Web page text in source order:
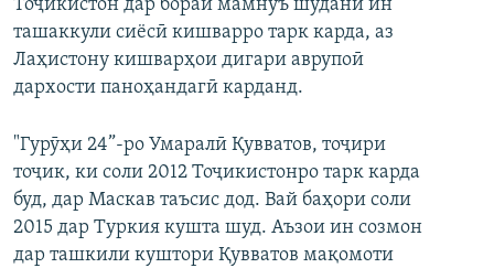
Тоҷикистон дар бораи мамнӯъ шудани ин
ташаккули сиёсӣ кишварро тарк карда, аз
Лаҳистону кишварҳои дигари аврупоӣ
дархости паноҳандагӣ карданд.
"Гурӯҳи 24”-ро Умаралӣ Қувватов, тоҷири
тоҷик, ки соли 2012 Тоҷикистонро тарк карда
буд, дар Маскав таъсис дод. Вай баҳори соли
2015 дар Туркия кушта шуд. Аъзои ин созмон
дар ташкили куштори Қувватов мақомоти